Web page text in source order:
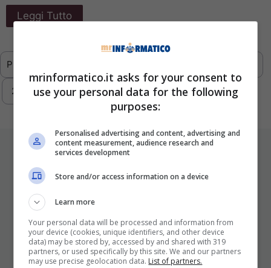
Leggi Tutto
Previous
293 Next
ULTIMI ARTICOLI
mrinformatico.it asks for your consent to
use your personal data for the following
purposes:
Personalised advertising and content, advertising and
content measurement, audience research and
services development
Store and/or access information on a device
Learn more
Your personal data will be processed and information from
your device (cookies, unique identifiers, and other device
data) may be stored by, accessed by and shared with 319
partners, or used specifically by this site. We and our partners
may use precise geolocation data. List of partners.